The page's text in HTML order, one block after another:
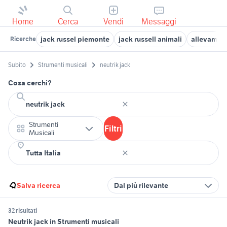
Home Cerca Vendi Messaggi
Ricerche jack russel piemonte jack russell animali
Subito Strumenti musicali neutrik jack
Cosa cerchi?
Strumenti
Musicali
Filtri
Salva ricerca Dal più rilevante
32 risultati
Neutrik jack in Strumenti musicali